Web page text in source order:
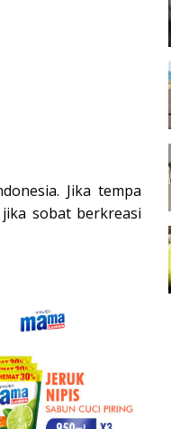
Jika tempa
sobat berkreasi